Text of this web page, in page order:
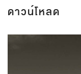
ดาวน์โหลด